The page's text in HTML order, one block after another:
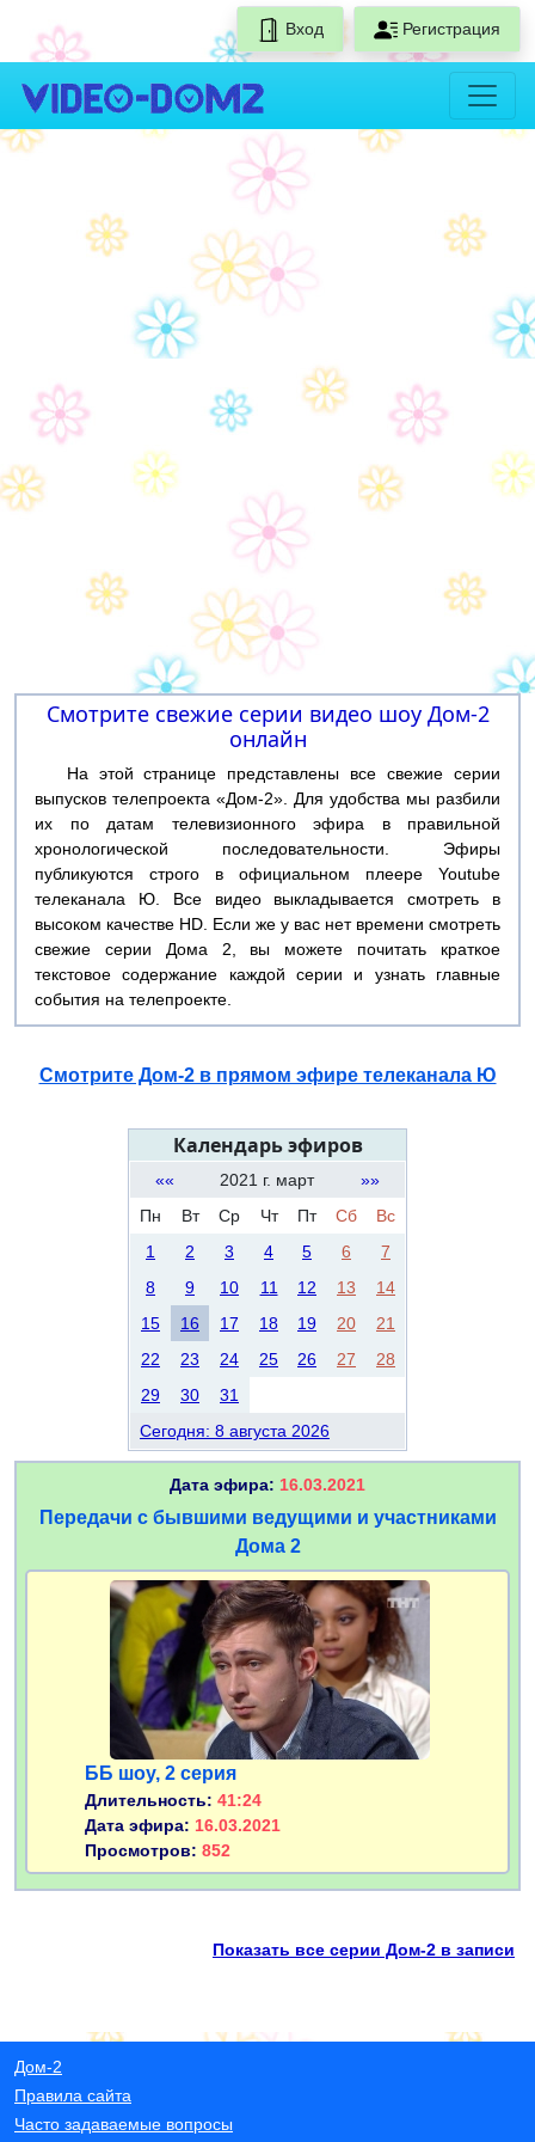
Вход Регистрация
Смотрите свежие серии видео шоу Дом-2
онлайн
На этой странице представлены все свежие серии
выпусков телепроекта «Дом-2». Для удобства мы разбили
их по датам телевизионного эфира в правильной
хронологической последовательности. Эфиры
публикуются строго в официальном плеере Youtube
телеканала Ю. Все видео выкладывается смотреть в
высоком качестве HD. Если же у вас нет времени смотреть
свежие серии Дома 2, вы можете почитать краткое
текстовое содержание каждой серии и узнать главные
события на телепроекте.
Смотрите Дом-2 в прямом эфире телеканала Ю
Календарь эфиров
«« 2021 г. март
»»
Пн
Вт Ср Чт Пт Сб
Вс
1
2 3 4 5 6
7
8
9 10 11 12 13
14
15
16 17 18 19 20
21
22
23 24 25 26 27
28
29
30
31
Сегодня: 8 августа 2026
Дата эфира: 16.03.2021
Передачи с бывшими ведущими и участниками
Дома 2
ББ шоу, 2 серия
Длительность: 41:24
Дата эфира: 16.03.2021
Просмотров: 852
Показать все серии Дом-2 в записи
Дом-2
Правила сайта
Часто задаваемые вопросы